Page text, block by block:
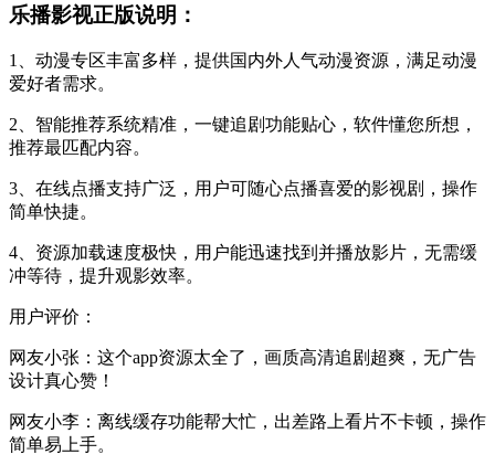
乐播影视正版说明：
1、动漫专区丰富多样，提供国内外人气动漫资源，满足动漫
爱好者需求。
2、智能推荐系统精准，一键追剧功能贴心，软件懂您所想，
推荐最匹配内容。
3、在线点播支持广泛，用户可随心点播喜爱的影视剧，操作
简单快捷。
4、资源加载速度极快，用户能迅速找到并播放影片，无需缓
冲等待，提升观影效率。
用户评价：
网友小张：这个app资源太全了，画质高清追剧超爽，无广告
设计真心赞！
网友小李：离线缓存功能帮大忙，出差路上看片不卡顿，操作
简单易上手。